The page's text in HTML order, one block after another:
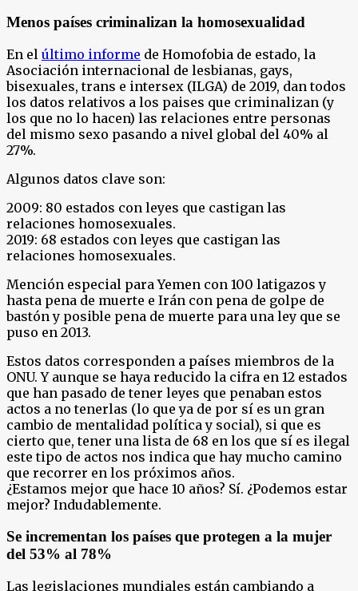
Menos países criminalizan la homosexualidad
En el último informe de Homofobia de estado, la
Asociación internacional de lesbianas, gays,
bisexuales, trans e intersex (ILGA) de 2019, dan todos
los datos relativos a los paises que criminalizan (y
los que no lo hacen) las relaciones entre personas
del mismo sexo pasando a nivel global del 40% al
27%.
Algunos datos clave son:
2009: 80 estados con leyes que castigan las
relaciones homosexuales.
2019: 68 estados con leyes que castigan las
relaciones homosexuales.
Mención especial para Yemen con 100 latigazos y
hasta pena de muerte e Irán con pena de golpe de
bastón y posible pena de muerte para una ley que se
puso en 2013.
Estos datos corresponden a países miembros de la
ONU. Y aunque se haya reducido la cifra en 12 estados
que han pasado de tener leyes que penaban estos
actos a no tenerlas (lo que ya de por sí es un gran
cambio de mentalidad política y social), si que es
cierto que, tener una lista de 68 en los que sí es ilegal
este tipo de actos nos indica que hay mucho camino
que recorrer en los próximos años.
¿Estamos mejor que hace 10 años? Sí. ¿Podemos estar
mejor? Indudablemente.
Se incrementan los países que protegen a la mujer
del 53% al 78%
Las legislaciones mundiales están cambiando a